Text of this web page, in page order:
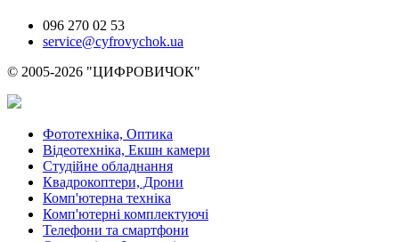
096 270 02 53
service@cyfrovychok.ua
© 2005-2026 "ЦИФРОВИЧОК"
Фототехніка, Оптика
Відеотехніка, Екшн камери
Студійне обладнання
Квадрокоптери, Дрони
Комп'ютерна техніка
Комп'ютерні комплектуючі
Телефони та смартфони